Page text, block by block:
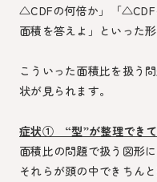
△CDFの何倍か」「
面積を答えよ」といった
こういった面積比を扱う
状が見られます。
症状① “型”が整理でき
面積比の問題で扱う図形
それらが頭の中できちん